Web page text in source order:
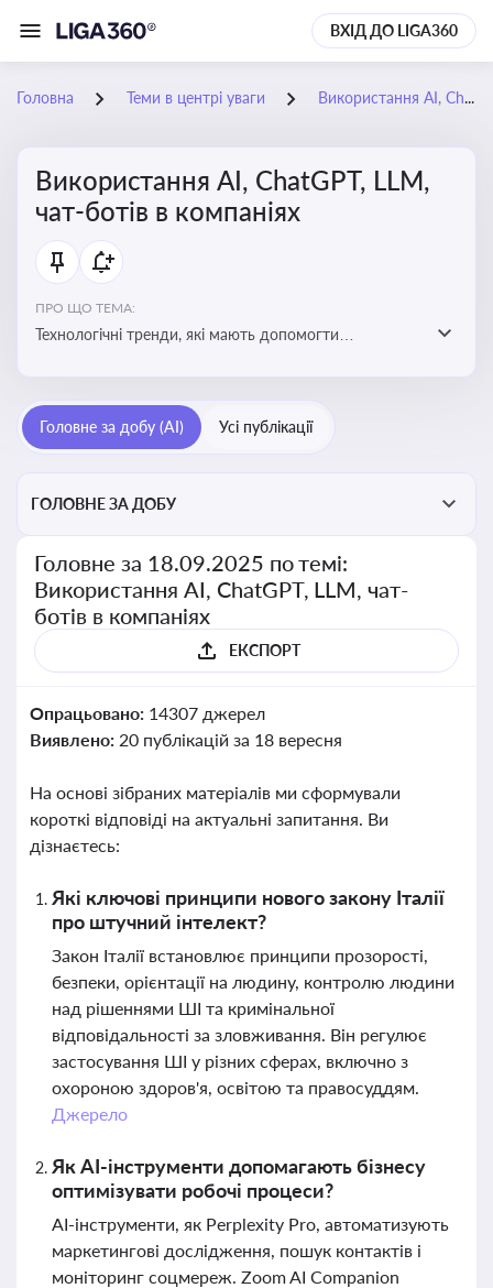
ВХІД ДО LIGA360
Головна Теми в центрі уваги Використання AI, ChatGPT, LLM, чат-ботів в компаніях
Використання AI, ChatGPT, LLM,
чат-ботів в компаніях
ПРО ЩО ТЕМА:
Технологічні тренди, які мають допомогти
ефективність і знизити витрати компаній
Головне за добу (AI) Усі публікації
ГОЛОВНЕ ЗА ДОБУ
Головне за 18.09.2025 по темі:
Використання AI, ChatGPT, LLM, чат-
ботів в компаніях
ЕКСПОРТ
Опрацьовано: 14307 джерел
Виявлено: 20 публікацій за 18 вересня
На основі зібраних матеріалів ми сформували
короткі відповіді на актуальні запитання. Ви
дізнаєтесь:
Які ключові принципи нового закону Італії
про штучний інтелект?
Закон Італії встановлює принципи прозорості,
безпеки, орієнтації на людину, контролю людини
над рішеннями ШІ та кримінальної
відповідальності за зловживання. Він регулює
застосування ШІ у різних сферах, включно з
охороною здоров'я, освітою та правосуддям.
Джерело
Як AI-інструменти допомагають бізнесу
оптимізувати робочі процеси?
AI-інструменти, як Perplexity Pro, автоматизують
маркетингові дослідження, пошук контактів і
моніторинг соцмереж. Zoom AI Companion